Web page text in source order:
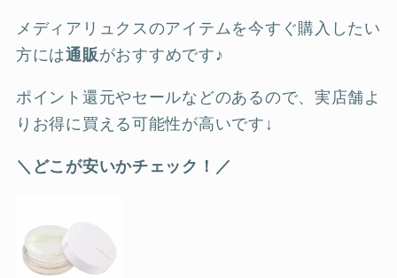
メディアリュクスのアイテムを今すぐ購入したい
方には通販がおすすめです♪
ポイント還元やセールなどのあるので、実店舗よ
りお得に買える可能性が高いです↓
＼どこが安いかチェック！／